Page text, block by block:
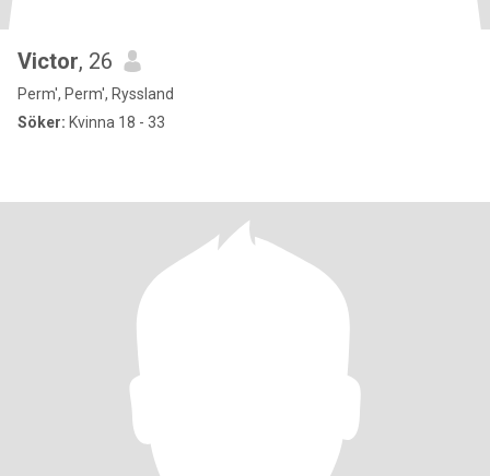
Victor, 26
Perm', Perm', Ryssland
Söker: Kvinna 18 - 33